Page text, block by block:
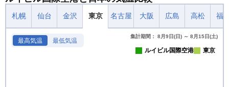
札幌 仙台 金沢 東京 名古屋 大阪 広島 高松 福
最高気温 最低気温
集計期間： 8月9日(日) ～ 8月15日(土)
ルイビル国際空港 東京